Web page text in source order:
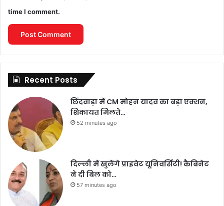
time I comment.
Recent Posts
छिंदवाड़ा में CM मोहन यादव का बड़ा एक्शन,
शिकायत मिलते…
52 minutes ago
दिल्ली में खुलेंगे प्राइवेट यूनिवर्सिटी! कैबिनेट
ने दी बिल को…
57 minutes ago